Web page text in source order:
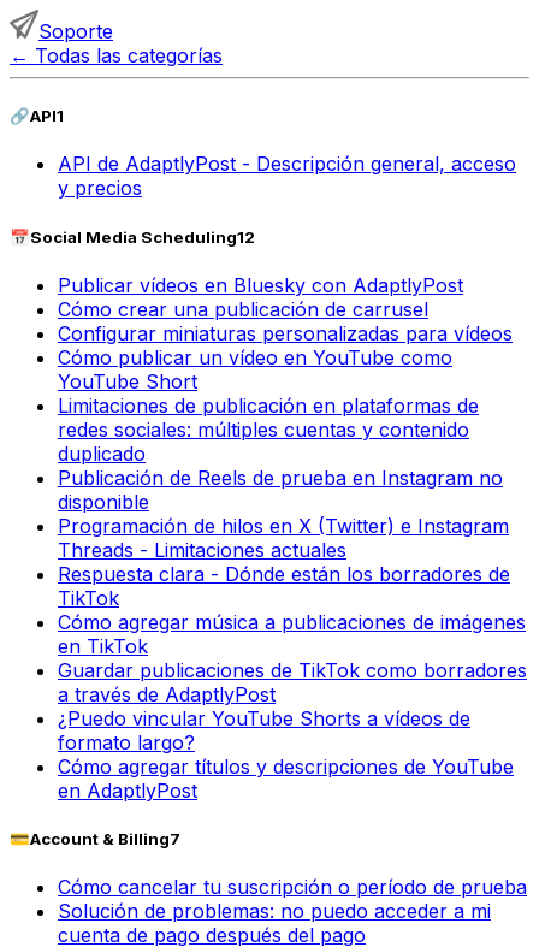
Soporte
← Todas las categorías
🔗API1
API de AdaptlyPost - Descripción general, acceso
y precios
📅Social Media Scheduling12
Publicar vídeos en Bluesky con AdaptlyPost
Cómo crear una publicación de carrusel
Configurar miniaturas personalizadas para vídeos
Cómo publicar un vídeo en YouTube como
YouTube Short
Limitaciones de publicación en plataformas de
redes sociales: múltiples cuentas y contenido
duplicado
Publicación de Reels de prueba en Instagram no
disponible
Programación de hilos en X (Twitter) e Instagram
Threads - Limitaciones actuales
Respuesta clara - Dónde están los borradores de
TikTok
Cómo agregar música a publicaciones de imágenes
en TikTok
Guardar publicaciones de TikTok como borradores
a través de AdaptlyPost
¿Puedo vincular YouTube Shorts a vídeos de
formato largo?
Cómo agregar títulos y descripciones de YouTube
en AdaptlyPost
💳Account & Billing7
Cómo cancelar tu suscripción o período de prueba
Solución de problemas: no puedo acceder a mi
cuenta de pago después del pago